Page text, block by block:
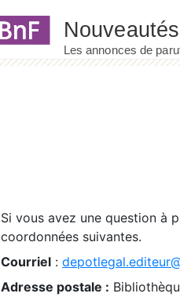
Si vous avez une question à
coordonnées suivantes.
Courriel :
Adresse postale :